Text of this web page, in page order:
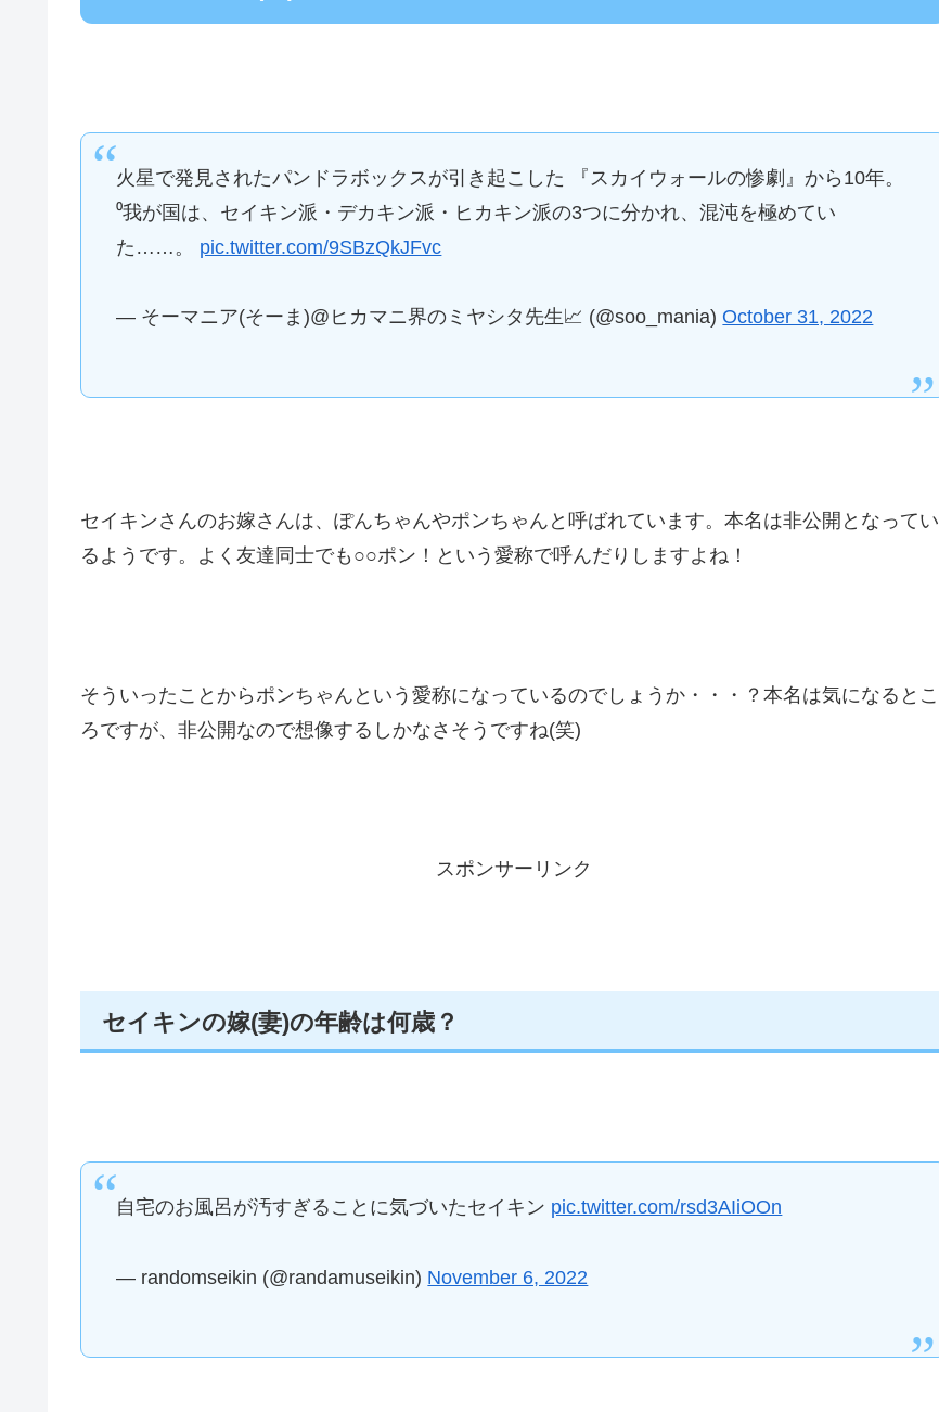
火星で発見されたパンドラボックスが引き起こした 『スカイウォールの惨劇』から10年。
⁰我が国は、セイキン派・デカキン派・ヒカキン派の3つに分かれ、混沌を極めてい
た……。 pic.twitter.com/9SBzQkJFvc
— そーマニア(そーま)@ヒカマニ界のミヤシタ先生📈 (@soo_mania)October 31, 2022
セイキンさんのお嫁さんは、ぽんちゃんやポンちゃんと呼ばれています。本名は非公開となってい
るようです。よく友達同士でも○○ポン！という愛称で呼んだりしますよね！
そういったことからポンちゃんという愛称になっているのでしょうか・・・？本名は気になるとこ
ろですが、非公開なので想像するしかなさそうですね(笑)
スポンサーリンク
セイキンの嫁(妻)の年齢は何歳？
自宅のお風呂が汚すぎることに気づいたセイキン pic.twitter.com/rsd3AIiOOn
— randomseikin (@randamuseikin) November 6, 2022